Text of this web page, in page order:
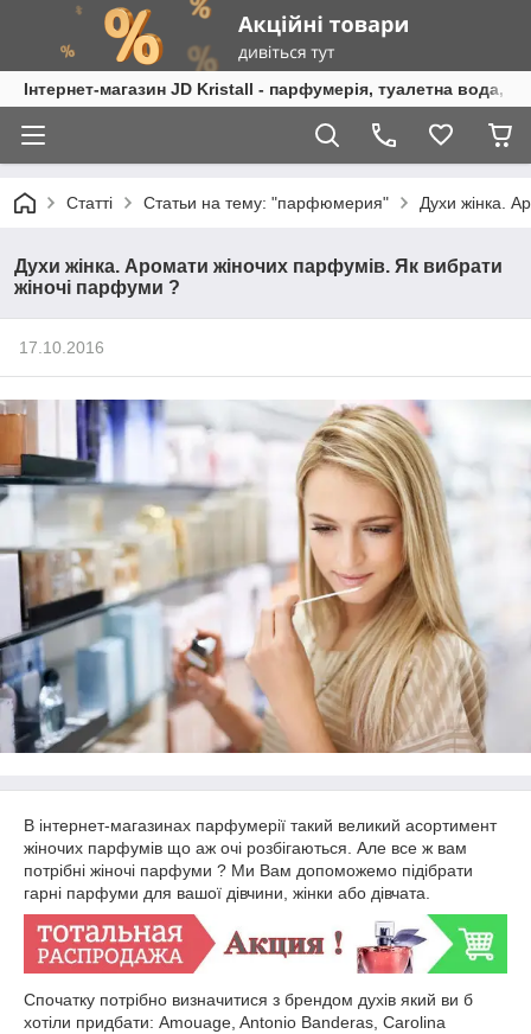
Інтернет-магазин JD Kristall - парфумерія, туалетна вода,
Статті Статьи на тему: "парфюмерия" Духи жінка.
Духи жінка. Аромати жіночих парфумів. Як вибрати
жіночі парфуми ?
17.10.2016
В інтернет-магазинах парфумерії такий великий асортимент
жіночих парфумів що аж очі розбігаються. Але все ж вам
потрібні жіночі парфуми ? Ми Вам допоможемо підібрати
гарні парфуми для вашої дівчини, жінки або дівчата.
Спочатку потрібно визначитися з брендом духів який ви б
хотіли придбати: Amouage, Antonio Banderas, Carolina